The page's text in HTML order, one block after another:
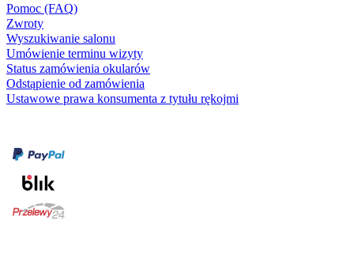
Pomoc (FAQ)
Zwroty
Wyszukiwanie salonu
Umówienie terminu wizyty
Status zamówienia okularów
Odstąpienie od zamówienia
Ustawowe prawa konsumenta z tytułu rękojmi